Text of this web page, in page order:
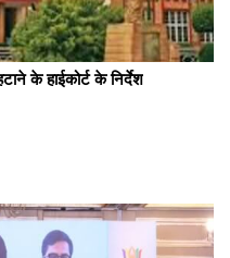
के हाईकोर्ट के निर्देश